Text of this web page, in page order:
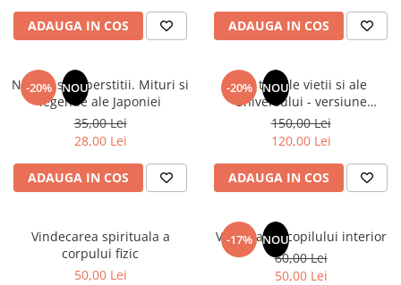
Ramtha
Audiobook
ReConnect
Religie
Crestinism
ScienceConnection
SelfConnect
Vindecare Spirituala
Sanatate
ADAUGA IN COS ADAUGA IN COS
-20% NOU
Natura si superstitii. Mituri si
legende ale Japoniei
35,00 Lei
28,00 Lei
ADAUGA IN COS
-20% NOU
Din tainele vietii si ale
Universului - versiune
originala din 1939. Volumele I-
III. Cutie de colectie -Scarlat
Demetrescu
150,00 Lei
120,00 Lei
ADAUGA IN COS
Vindecarea spirituala a
corpului fizic
50,00 Lei
-17% NOU
Vindecarea copilului interior
60,00 Lei
50,00 Lei